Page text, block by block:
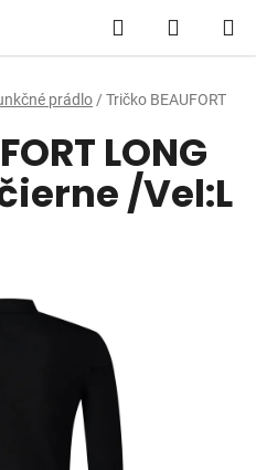
Hľadať
KOŠÍK
prádlo / Tričko BEAUFORT
LONG
čierne /Vel:L